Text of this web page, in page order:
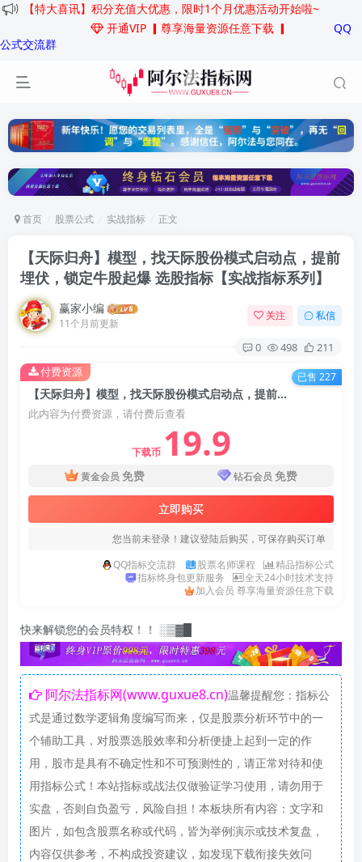
【特大喜讯】积分充值大优惠，限时1个月优惠活动开始啦~
开通VIP ▎尊享海量资源任意下载 ▎
QQ
公式交流群
首页 股票公式 实战指标 正文
【天际归舟】模型，找天际股份模式启动点，提前
埋伏，锁定牛股起爆 选股指标【实战指标系列】
赢家小编
11个月前更新
关注 私信
0 498 211
【天际归舟】模型，找天际股份模式启动点，提前埋伏，锁定牛股起爆 选股指标【实战指标系列】
此内容为付费资源，请付费后查看
下载币 19.9
黄金会员 免费 钻石会员 免费
立即购买
您当前未登录！建议登陆后购买，可保存购买订单
QQ指标交流群
股票名师课程
精品指标公式
指标终身包更新服务
全天24小时技术支持
加入会员 尊享海量资源任意下载
付费资源 已售 227
您的会员特权！！ ░▒▓█
阿尔法指标网(www.guxue8.cn)温馨提醒您：指标公
式是通过数学逻辑角度编写而来，仅是股票分析环节中的一
个辅助工具，对股票选股效率和分析便捷上起到一定的作
用，股市是具有不确定性和不可预测性的，请正常对待和使
用指标公式！本站指标或战法仅做验证学习使用，请勿用于
实盘，否则自负盈亏，风险自担！本板块所有内容：文字和
图片，如包含股票名称或代码，皆为举例演示或技术复盘，
内容仅供参考，不构成投资建议，如发现下载衔接失效问